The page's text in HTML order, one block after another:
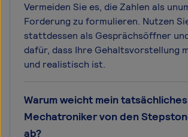
Vermeiden Sie es, die Zahlen als
Forderung zu formulieren. Nutzen
stattdessen als Gesprächsöffner
dafür, dass Ihre Gehaltsvorstellung
und realistisch ist.
Warum weicht mein
Mechatroniker von den
ab?